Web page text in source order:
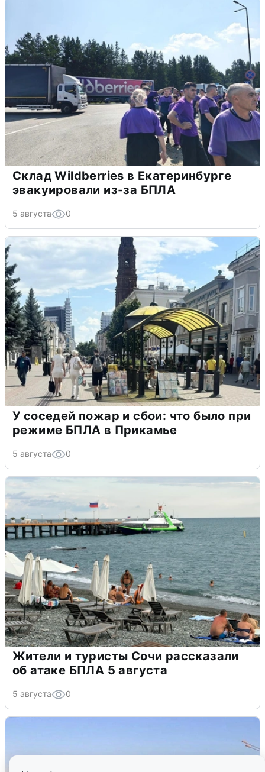
Склад Wildberries в Екатеринбурге
эвакуировали из-за БПЛА
5 августа 0
У соседей пожар и сбои: что было при
режиме БПЛА в Прикамье
5 августа 0
Жители и туристы Сочи рассказали
об атаке БПЛА 5 августа
5 августа 0